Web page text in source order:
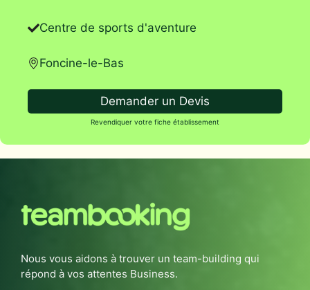
Centre de sports d'aventure
Foncine-le-Bas
Demander un Devis
Revendiquer votre fiche établissement
Nous vous aidons à trouver un team-building qui
répond à vos attentes Business.